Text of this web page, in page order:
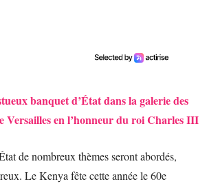
banquet d’État dans la galerie des
Versailles en l’honneur du roi Charles III
de nombreux thèmes seront abordés,
Le Kenya fête cette année le 60e